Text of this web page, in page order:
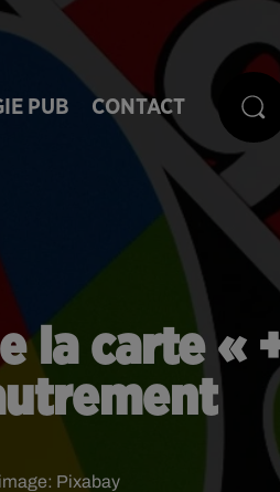
PUB CONTACT
la carte «
Pixabay